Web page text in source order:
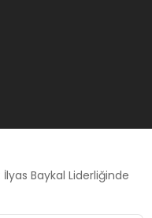
Baykal Liderliğinde